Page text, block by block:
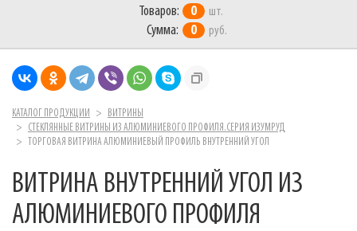
Товаров: 0 шт.
Сумма: 0 руб.
КАТАЛОГ ПРОДУКЦИИ
ВИТРИНЫ
СТЕКЛЯННЫЕ ВИТРИНЫ ИЗ АЛЮМИНИЕВОГО ПРОФИЛЯ.СЕРИЯ ИЗУМРУД
ТОРГОВАЯ ВИТРИНА АЛЮМИНИЕВЫЙ ПРОФИЛЬ ВНУТРЕННИЙ УГОЛ
ВИТРИНА ВНУТРЕННИЙ УГОЛ ИЗ
АЛЮМИНИЕВОГО ПРОФИЛЯ